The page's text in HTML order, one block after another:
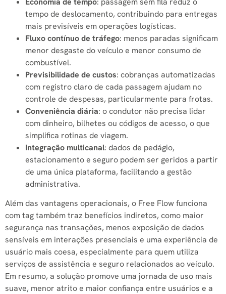
tempo de deslocamento, contribuindo para entregas
mais previsíveis em operações logísticas.
Fluxo contínuo de tráfego: menos paradas significam
menor desgaste do veículo e menor consumo de
combustível.
Previsibilidade de custos: cobranças automatizadas
com registro claro de cada passagem ajudam no
controle de despesas, particularmente para frotas.
Conveniência diária: o condutor não precisa lidar
com dinheiro, bilhetes ou códigos de acesso, o que
simplifica rotinas de viagem.
Integração multicanal: dados de pedágio,
estacionamento e seguro podem ser geridos a partir
de uma única plataforma, facilitando a gestão
administrativa.
Além das vantagens operacionais, o Free Flow funciona
com tag também traz benefícios indiretos, como maior
segurança nas transações, menos exposição de dados
sensíveis em interações presenciais e uma experiência de
usuário mais coesa, especialmente para quem utiliza
serviços de assistência e seguro relacionados ao veículo.
Em resumo, a solução promove uma jornada de uso mais
suave, menor atrito e maior confiança entre usuários e a